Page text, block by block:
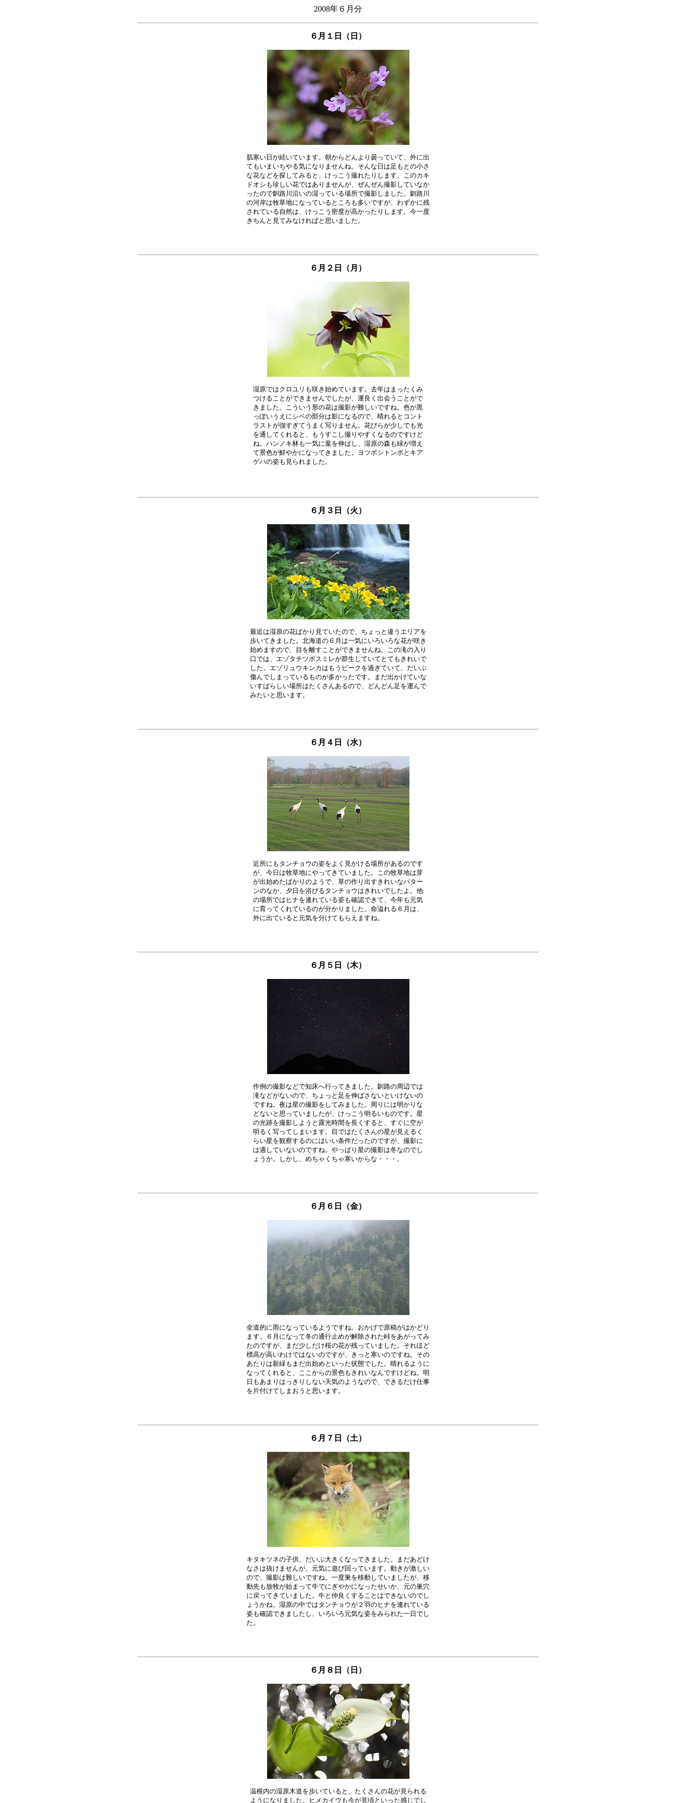
2008年６月分
６月１日（日）
肌寒い日が続いています。朝からどんより曇っていて、外に出
てもいまいちやる気になりませんね。そんな日は足もとの小さ
な花などを探してみると、けっこう撮れたりします。このカキ
ドオシも珍しい花ではありませんが、ぜんぜん撮影していなか
ったので釧路川沿いの湿っている場所で撮影しました。釧路川
の河岸は牧草地になっているところも多いですが、わずかに残
されている自然は、けっこう密度が高かったりします。今一度
６月２日（月）
湿原ではクロユリも咲き始めています。去年はまったくみ
つけることができませんでしたが、運良く出会うことがで
きました。こういう形の花は撮影が難しいですね。色が黒
っぽいうえにシベの部分は影になるので、晴れるとコント
ラストが強すぎてうまく写りません。花びらが少しでも光
を通してくれると、もうすこし撮りやすくなるのですけど
ね。ハンノキ林も一気に葉を伸ばし、湿原の森も緑が増え
て景色が鮮やかになってきました。ヨツボシトンボとキア
６月３日（火）
最近は湿原の花ばかり見ていたので、ちょっと違うエリアを
歩いてきました。北海道の６月は一気にいろいろな花が咲き
始めますので、目を離すことができませんね。この滝の入り
口では、エゾタチツボスミレが群生していてとてもきれいで
した。エゾリュウキンカはもうピークを過ぎていて、だいぶ
傷んでしまっているものが多かったです。まだ出かけていな
いすばらしい場所はたくさんあるので、どんどん足を運んで
６月４日（水）
近所にもタンチョウの姿をよく見かける場所があるのです
が、今日は牧草地にやってきていました。この牧草地は芽
が出始めたばかりのようで、草の作り出すきれいなパター
ンのなか、夕日を浴びるタンチョウはきれいでしたよ。他
の場所ではヒナを連れている姿も確認できて、今年も元気
に育ってくれているのが分かりました。命溢れる６月は、
６月５日（木）
作例の撮影などで知床へ行ってきました。釧路の周辺では
滝などがないので、ちょっと足を伸ばさないといけないの
ですね。夜は星の撮影をしてみました。周りには明かりな
どないと思っていましたが、けっこう明るいものです。星
の光跡を撮影しようと露光時間を長くすると、すぐに空が
明るく写ってしまいます。目ではたくさんの星が見えるく
らい星を観察するのにはいい条件だったのですが、撮影に
は適していないのですね。やっぱり星の撮影は冬なのでし
６月６日（金）
全道的に雨になっているようですね。おかげで原稿がはかどり
ます。６月になって冬の通行止めが解除された峠をあがってみ
たのですが、まだ少しだけ桜の花が残っていました。それほど
標高が高いわけではないのですが、きっと寒いのですね。その
あたりは新緑もまだ出始めといった状態でした。晴れるように
なってくれると、ここからの景色もきれいなんですけどね。明
日もあまりはっきりしない天気のようなので、できるだけ仕事
６月７日（土）
キタキツネの子供、だいぶ大きくなってきました。まだあどけ
なさは抜けませんが、元気に遊び回っています。動きが激しい
ので、撮影は難しいですね。一度巣を移動していましたが、移
動先も放牧が始まって牛でにぎやかになったせいか、元の巣穴
に戻ってきていました。牛と仲良くすることはできないのでし
ょうかね。湿原の中ではタンチョウが２羽のヒナを連れている
姿も確認できましたし、いろいろ元気な姿をみられた一日でし
６月８日（日）
温根内の湿原木道を歩いていると、たくさんの花が見られる
ようになりました。ヒメカイウも今が見頃といった感じでし